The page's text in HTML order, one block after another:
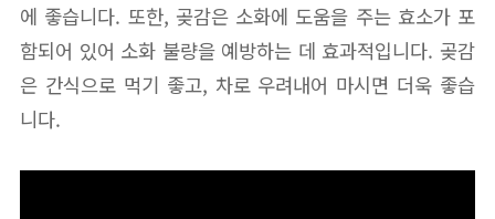
에 좋습니다. 또한, 곶감은 소화에 도움을 주는 효소가 포
함되어 있어 소화 불량을 예방하는 데 효과적입니다. 곶감
은 간식으로 먹기 좋고, 차로 우려내어 마시면 더욱 좋습
니다.